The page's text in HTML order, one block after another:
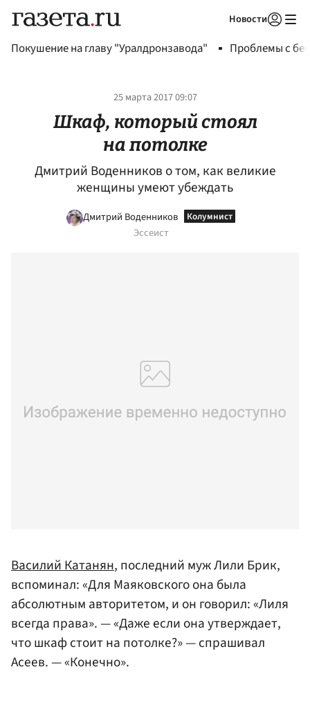
Новости
Покушение на главу "Уралдронзавода" Проблемы с
25 марта 2017 09:07
Шкаф, который стоял
на потолке
Дмитрий Воденников о том, как великие
женщины умеют убеждать
Дмитрий Воденников
Эссеист
Василий Катанян, последний муж Лили Брик,
вспоминал: «Для Маяковского она была
абсолютным авторитетом, и он говорил: «Лиля
всегда права». — «Даже если она утверждает,
что шкаф стоит на потолке?» — спрашивал
Асеев. — «Конечно».